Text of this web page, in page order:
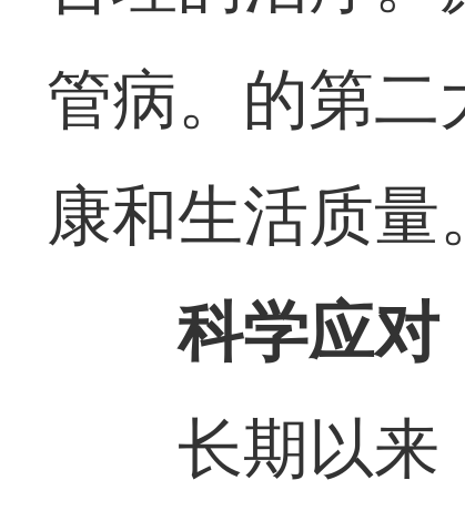
管病。的第二
康和生活质量
科学应对
长期以来